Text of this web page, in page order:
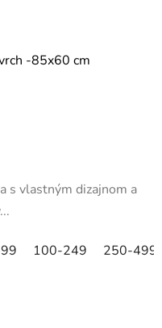
-85x60 cm
s vlastným dizajnom a
100-249
250-499